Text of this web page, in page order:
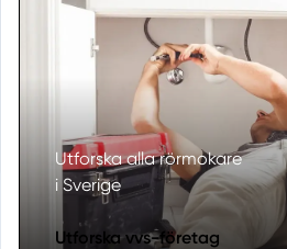
Utforska alla rörmokare
i Sverige
Utforska vvs-företag